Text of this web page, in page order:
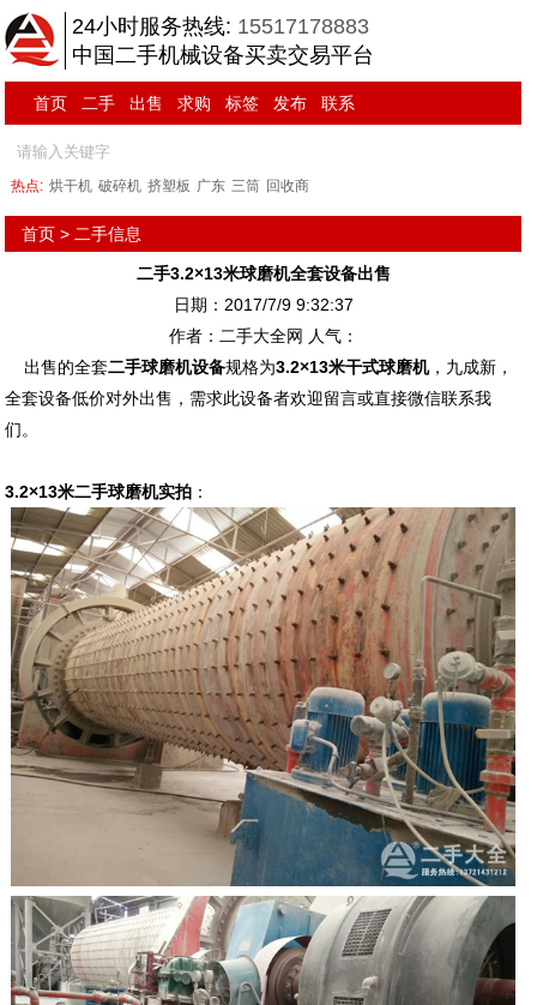
24小时服务热线: 15517178883
中国二手机械设备买卖交易平台
首页 二手 出售 求购 标签 发布 联系
热点: 烘干机 破碎机 挤塑板 广东 三筒 回收商
首页 > 二手信息
二手3.2×13米球磨机全套设备出售
日期：2017/7/9 9:32:37
作者：二手大全网 人气：
出售的全套二手球磨机设备规格为3.2×13米干式球磨机，九成新，
全套设备低价对外出售，需求此设备者欢迎留言或直接微信联系我
们。
3.2×13米二手球磨机实拍 ：